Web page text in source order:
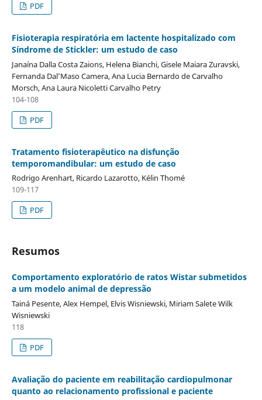
PDF
Fisioterapia respiratória em lactente hospitalizado com
Síndrome de Stickler: um estudo de caso
Janaína Dalla Costa Zaions, Helena Bianchi, Gisele Maiara Zuravski,
Fernanda Dal’Maso Camera, Ana Lucia Bernardo de Carvalho
Morsch, Ana Laura Nicoletti Carvalho Petry
104-108
PDF
Tratamento fisioterapêutico na disfunção
temporomandibular: um estudo de caso
Rodrigo Arenhart, Ricardo Lazarotto, Kélin Thomé
109-117
PDF
Resumos
Comportamento exploratório de ratos Wistar submetidos
a um modelo animal de depressão
Tainá Pesente, Alex Hempel, Elvis Wisniewski, Miriam Salete Wilk
Wisniewski
118
PDF
Avaliação do paciente em reabilitação cardiopulmonar
quanto ao relacionamento profissional e paciente